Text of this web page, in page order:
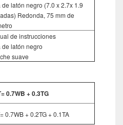
de latón negro (7.0 x 2.7x 1.9
Redonda, 75 mm de
de instrucciones
de latón negro
suave
0.7WB + 0.3TG
0.7WB + 0.2TG + 0.1TA